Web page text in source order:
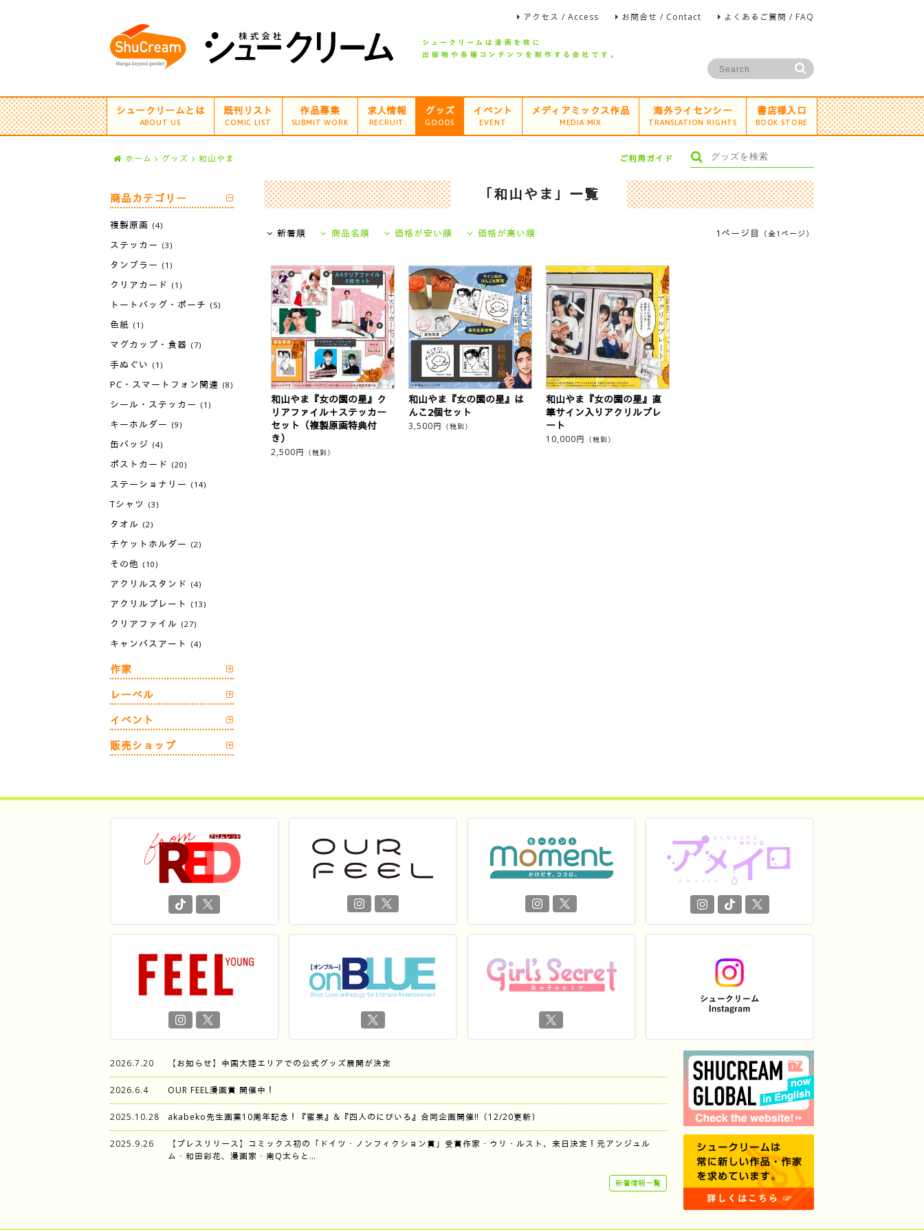
アクセス / Access お問合せ / Contact よくあるご質問 / FAQ
シュークリームとは
ABOUT US
既刊リスト
COMIC LIST
作品募集
SUBMIT WORK
求人情報
RECRUIT
グッズ
GOODS
イベント
EVENT
メディアミックス作品
MEDIA MIX
海外ライセンシー
TRANSLATION RIGHTS
書店様入口
BOOK STORE
ホーム グッズ 和山やま ご利用ガイド
「和山やま」一覧
1ページ目 （全1ページ）
新着順 商品名順 価格が安い順 価格が高い順
和山やま『女の園の星』ク
リアファイル＋ステッカー
セット（複製原画特典付
き）
2,500円 （税別）
和山やま『女の園の星』は
んこ2個セット
3,500円 （税別）
和山やま『女の園の星』直
筆サイン入りアクリルプレ
ート
10,000円 （税別）
商品カテゴリー
複製原画 (4)
ステッカー (3)
タンブラー (1)
クリアカード (1)
トートバッグ・ポーチ (5)
色紙 (1)
マグカップ・食器 (7)
手ぬぐい (1)
PC・スマートフォン関連 (8)
シール・ステッカー (1)
キーホルダー (9)
缶バッジ (4)
ポストカード (20)
ステーショナリー (14)
Tシャツ (3)
タオル (2)
チケットホルダー (2)
その他 (10)
アクリルスタンド (4)
アクリルプレート (13)
クリアファイル (27)
キャンバスアート (4)
作家
レーベル
イベント
販売ショップ
2026.7.20 【お知らせ】中国大陸エリアでの公式グッズ展開が決定
2026.6.4 OUR FEEL漫画賞 開催中！
2025.10.28 akabeko先生画業10周年記念！『蜜果』&『四人のにびいろ』合同企画開催‼︎（12/20更新）
2025.9.26
【プレスリリース】コミックス初の「ドイツ・ノンフィクション賞」受賞作家・ウリ・ルスト、来日決定！元アンジュル
ム・和田彩花、漫画家・南Q太らと…
新着情報一覧